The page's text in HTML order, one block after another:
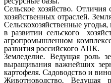
Сельское хозяйство. Отличия
хозяйственных отраслей.
Сельскохозяйственные
в развитии сельского
агропромышленном
развития российского АПК.
Земледелие. Ведущая роль
выращивания важнейших
картофеля. Садоводство и
Животноводство. Ведущая